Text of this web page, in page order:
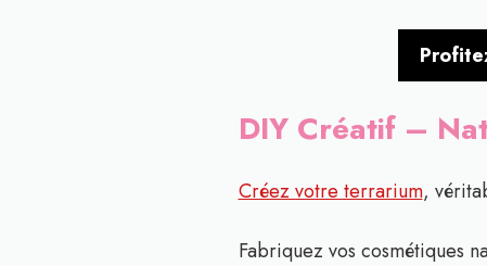
DIY Créatif –
Créez votre terrarium,
Fabriquez vos cosmétiques